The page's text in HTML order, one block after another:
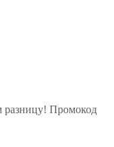
разницу! Промокод